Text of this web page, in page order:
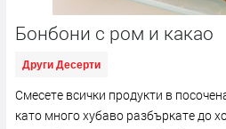
Бонбони с ром и какао
Други Десерти
Смесете всички продукти в
като много хубаво разбъркате до